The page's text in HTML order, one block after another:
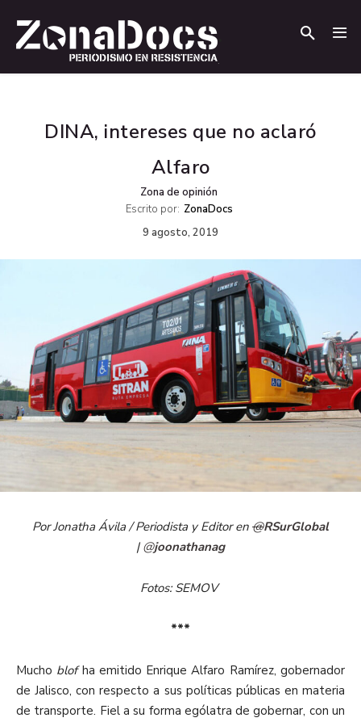
DINA, intereses que no aclaró
Alfaro
Zona de opinión
Escrito por: ZonaDocs
9 agosto, 2019
Por Jonatha Ávila / Periodista y Editor en @RSurGlobal
| @joonathanag
Fotos: SEMOV
***
Mucho blofha emitido Enrique Alfaro Ramírez, gobernador
de Jalisco, con respecto a sus políticas públicas en materia
de transporte. Fiel a su forma ególatra de gobernar, con un